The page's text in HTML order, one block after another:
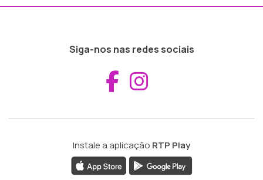
Siga-nos nas redes sociais
Aceder ao
Instale a aplicação RTP Play